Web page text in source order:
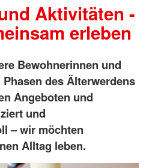
Aktivitäten -
erleben
Bewohnerinnen und
des Älterwerdens
Angeboten und
und
– wir möchten
Alltag leben.